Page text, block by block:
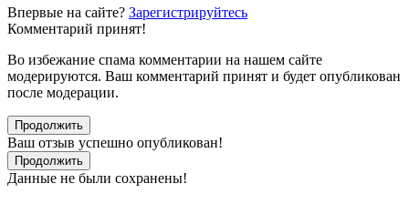
Впервые на сайте? Зарегистрируйтесь
Комментарий принят!
Во избежание спама комментарии на нашем сайте
модерируются. Ваш комментарий принят и будет опубликован
после модерации.
Продолжить
Ваш отзыв успешно опубликован!
Продолжить
Данные не были сохранены!